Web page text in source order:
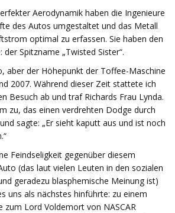
Aerodynamik haben die Ingenieure
des Autos umgestaltet und das Metall
optimal zu erfassen. Sie haben den
der Spitzname „Twisted Sister“.
aber der Höhepunkt der Toffee-Maschine
2007. Während dieser Zeit stattete ich
Besuch ab und traf Richards Frau Lynda.
zu, das einen verdrehten Dodge durch
sagte: „Er sieht kaputt aus und ist noch
Feindseligkeit gegenüber diesem
(das laut vielen Leuten in den sozialen
geradezu blasphemische Meinung ist)
uns als nächstes hinführte: zu einem
zum Lord Voldemort von NASCAR